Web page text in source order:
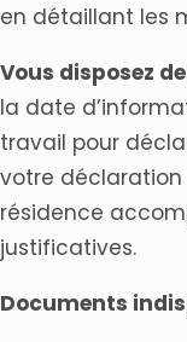
en détaillant les
Vous disposez
la date
travail pour
votre déclaration
résidence
justificatives.
Documents